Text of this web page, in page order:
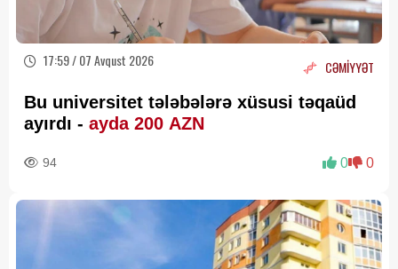
17:59 / 07 Avqust 2026 CƏMİYYƏT
Bu universitet tələbələrə xüsusi təqaüd
ayırdı - ayda 200 AZN
94 0 0